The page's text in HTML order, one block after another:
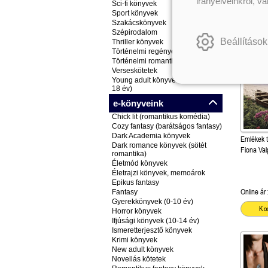
Sci-fi könyvek
Sport könyvek
Szakácskönyvek
Szépirodalom
Thriller könyvek
Történelmi regények
Történelmi romantikus könyvek
Verseskötetek
Young adult könyvek (ifjúsági, 14-
18 év)
e-könyveink
Chick lit (romantikus komédia)
Cozy fantasy (barátságos fantasy)
Dark Academia könyvek
Dark romance könyvek (sötét
romantika)
Életmód könyvek
Életrajzi könyvek, memoárok
Epikus fantasy
Fantasy
Gyerekkönyvek (0-10 év)
Horror könyvek
Ifjúsági könyvek (10-14 év)
Ismeretterjesztő könyvek
Krimi könyvek
New adult könyvek
Novellás kötetek
Emlékek
Fiona
Online ár:
Beállítások